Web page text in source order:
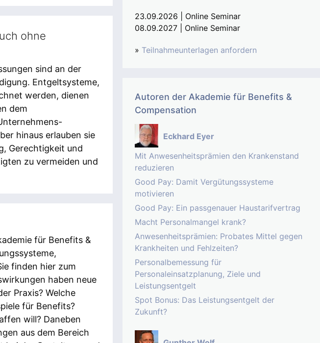
ohne
sind an der
Entgeltsysteme,
werden, dienen
dem
hinaus erlauben sie
Gerechtigkeit und
zu vermeiden und
für Benefits &
finden hier zum
haben neue
Praxis? Welche
für Benefits?
will? Daneben
aus dem Bereich
23.09.2026 | Online Seminar
08.09.2027 | Online Seminar
» Teilnahmeunterlagen anfordern
Autoren der Akademie für Benefits &
Compensation
Eckhard Eyer
Mit Anwesenheitsprämien den Krankenstand
reduzieren
Good Pay: Damit Vergütungssysteme
motivieren
Good Pay: Ein passgenauer Haustarifvertrag
Macht Personalmangel krank?
Anwesenheitsprämien: Probates Mittel gegen
Krankheiten und Fehlzeiten?
Personalbemessung für
Personaleinsatzplanung, Ziele und
Leistungsentgelt
Spot Bonus: Das Leistungsentgelt der
Zukunft?